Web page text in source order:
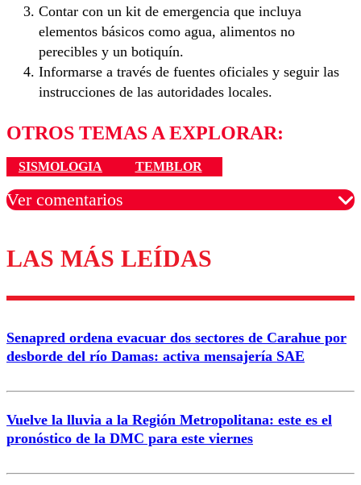
Contar con un kit de emergencia que incluya
elementos básicos como agua, alimentos no
perecibles y un botiquín.
Informarse a través de fuentes oficiales y seguir las
instrucciones de las autoridades locales.
OTROS TEMAS A EXPLORAR:
SISMOLOGIA TEMBLOR
Ver comentarios
Los comentarios son moderados para garantizar un
diálogo respetuoso.
Correo
Enviar comentario
LAS MÁS LEÍDAS
Senapred ordena evacuar dos sectores de Carahue por
desborde del río Damas: activa mensajería SAE
Vuelve la lluvia a la Región Metropolitana: este es el
pronóstico de la DMC para este viernes